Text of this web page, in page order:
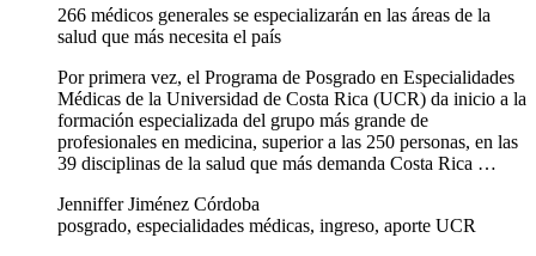
266 médicos generales se especializarán en las áreas de la
salud que más necesita el país
Por primera vez, el Programa de Posgrado en Especialidades
Médicas de la Universidad de Costa Rica (UCR) da inicio a la
formación especializada del grupo más grande de
profesionales en medicina, superior a las 250 personas, en las
39 disciplinas de la salud que más demanda Costa Rica …
Jenniffer Jiménez Córdoba
posgrado, especialidades médicas, ingreso, aporte UCR